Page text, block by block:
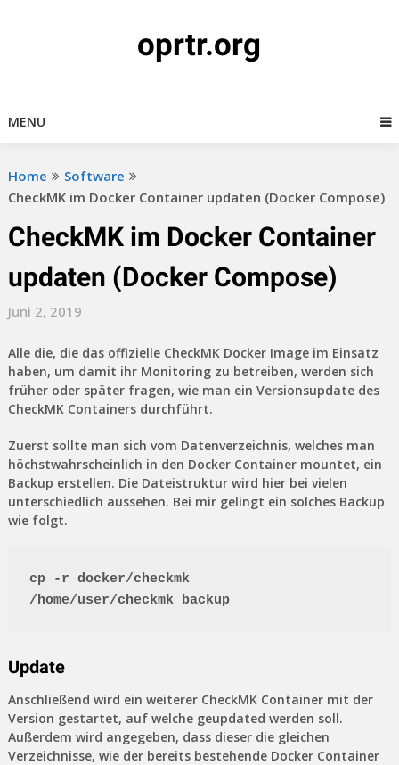
oprtr.org
MENU
Home
Software
CheckMK im Docker Container updaten (Docker Compose)
CheckMK im Docker Container
updaten (Docker Compose)
Juni 2, 2019
Alle die, die das offizielle CheckMK Docker Image im Einsatz
haben, um damit ihr Monitoring zu betreiben, werden sich
früher oder später fragen, wie man ein Versionsupdate des
CheckMK Containers durchführt.
Zuerst sollte man sich vom Datenverzeichnis, welches man
höchstwahrscheinlich in den Docker Container mountet, ein
Backup erstellen. Die Dateistruktur wird hier bei vielen
unterschiedlich aussehen. Bei mir gelingt ein solches Backup
wie folgt.
cp -r docker/checkmk
/home/user/checkmk_backup
Update
Anschließend wird ein weiterer CheckMK Container mit der
Version gestartet, auf welche geupdated werden soll.
Außerdem wird angegeben, dass dieser die gleichen
Verzeichnisse, wie der bereits bestehende Docker Container